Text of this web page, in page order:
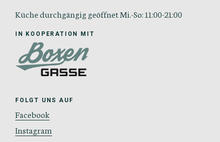
Küche durchgängig geöffnet Mi.-So: 11:00-21:00
IN KOOPERATION MIT
FOLGT UNS AUF
Facebook
Instagram